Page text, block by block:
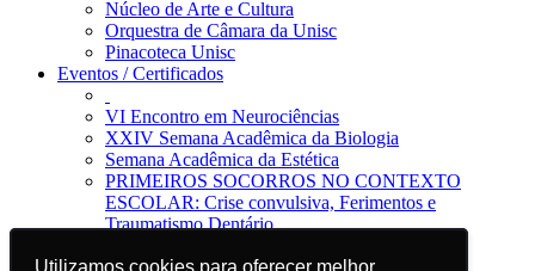
Utilizamos cookies para oferecer melhor
Utilizamos cookies para oferecer melhor
Núcleo de Arte e Cultura
Orquestra de Câmara da Unisc
Pinacoteca Unisc
Eventos / Certificados
VI Encontro em Neurociências
XXIV Semana Acadêmica da Biologia
Semana Acadêmica da Estética
PRIMEIROS SOCORROS NO CONTEXTO
ESCOLAR: Crise convulsiva, Ferimentos e
Traumatismo Dentário
Jornal da Unisc